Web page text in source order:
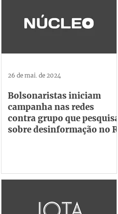
Bolsonaristas iniciam
campanha nas redes
contra grupo que pesquisa
sobre desinformação no RS
26 de mai. de 2024